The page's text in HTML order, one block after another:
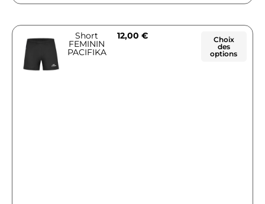
Short
FEMININ
PACIFIKA
12,00 €
Choix
des
options